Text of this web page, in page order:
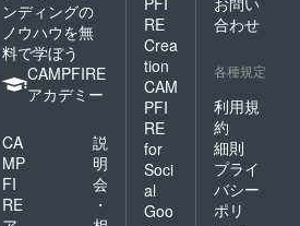
ンディングの
ノウハウを無
料で学ぼう
CAMPFIRE
アカデミー
CA
MP
FI
RE
説
明
会
・
RE
Crea
tion
CAM
PFI
RE
for
Soci
al
Goo
合わせ
各種規定
利用規
約
細則
プライ
バシー
ポリ